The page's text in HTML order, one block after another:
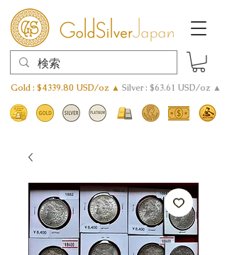
Gold : $4339.80 USD/oz ▲ Silver : $63.61 USD/oz ▲